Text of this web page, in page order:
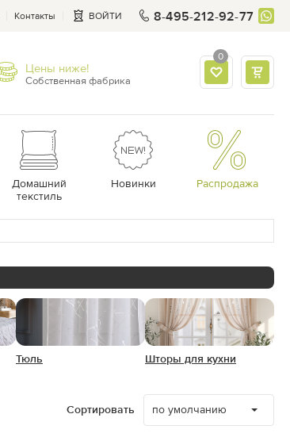
Контакты ВОЙТИ 8-495-212-92-77
Цены ниже!
Собственная фабрика
0
Домашний
текстиль
Новинки Распродажа
Тюль Шторы для кухни
Сортировать по умолчанию